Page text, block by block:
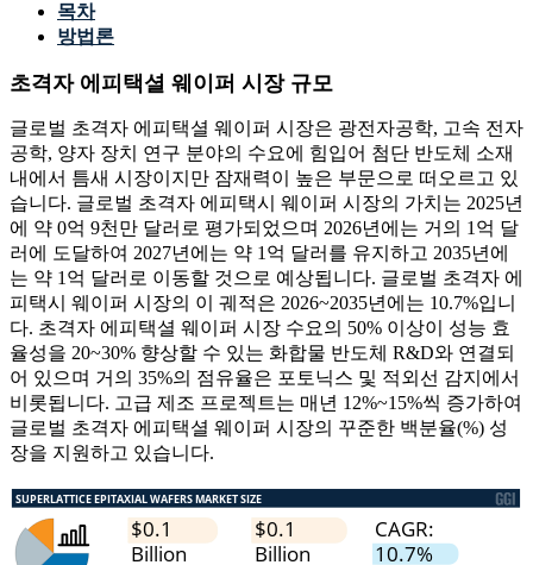
목차
방법론
초격자 에피택셜 웨이퍼 시장 규모
글로벌 초격자 에피택셜 웨이퍼 시장은 광전자공학, 고속 전자
공학, 양자 장치 연구 분야의 수요에 힘입어 첨단 반도체 소재
내에서 틈새 시장이지만 잠재력이 높은 부문으로 떠오르고 있
습니다. 글로벌 초격자 에피택시 웨이퍼 시장의 가치는 2025년
에 약 0억 9천만 달러로 평가되었으며 2026년에는 거의 1억 달
러에 도달하여 2027년에는 약 1억 달러를 유지하고 2035년에
는 약 1억 달러로 이동할 것으로 예상됩니다. 글로벌 초격자 에
피택시 웨이퍼 시장의 이 궤적은 2026~2035년에는 10.7%입니
다. 초격자 에피택셜 웨이퍼 시장 수요의 50% 이상이 성능 효
율성을 20~30% 향상할 수 있는 화합물 반도체 R&D와 연결되
어 있으며 거의 ​​35%의 점유율은 포토닉스 및 적외선 감지에서
비롯됩니다. 고급 제조 프로젝트는 매년 12%~15%씩 증가하여
글로벌 초격자 에피택셜 웨이퍼 시장의 꾸준한 백분율(%) 성
장을 지원하고 있습니다.